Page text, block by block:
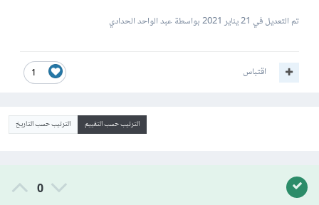
تم التعديل في 21 يناير 2021 بواسطة عبد الواحد الحدادي
1 اقتباس
الترتيب حسب التقييم الترتيب حسب التاريخ
0